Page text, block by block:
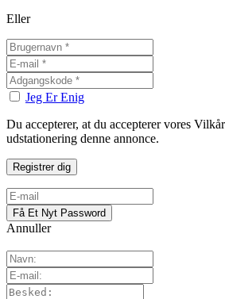
Eller
Jeg Er Enig
Du accepterer, at du accepterer vores
udstationering denne annonce.
Annuller